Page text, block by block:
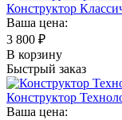
Конструктор
Ваша цена:
3 800 ₽
В корзину
Быстрый заказ
Конструктор
Ваша цена: